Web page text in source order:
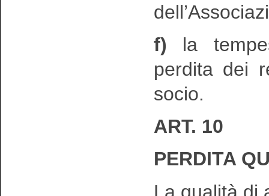
f) la
perdita dei
socio.
ART. 10
PERDITA
La qualità di